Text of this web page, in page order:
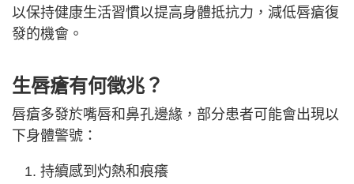
以保持健康生活習慣以提高身體抵抗力，減低唇瘡復
發的機會。
生唇瘡有何徵兆？
唇瘡多發於嘴唇和鼻孔邊緣，部分患者可能會出現以
下身體警號：
持續感到灼熱和痕癢